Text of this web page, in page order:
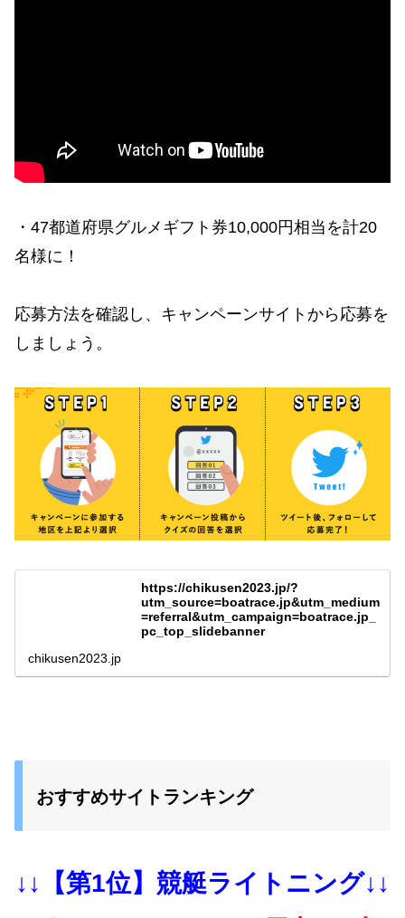
・47都道府県グルメギフト券10,000円相当を計20
名様に！
応募方法を確認し、キャンペーンサイトから応募を
しましょう。
https://chikusen2023.jp/?
utm_source=boatrace.jp&utm_medium
=referral&utm_campaign=boatrace.jp_
pc_top_slidebanner
chikusen2023.jp
おすすめサイトランキング
↓↓【第1位】競艇ライトニング↓↓